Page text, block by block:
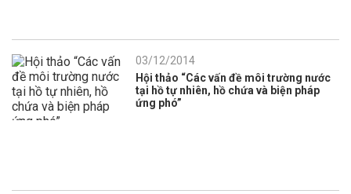
03/12/2014
Hội thảo “Các vấn đề môi trường nước
tại hồ tự nhiên, hồ chứa và biện pháp
ứng phó”